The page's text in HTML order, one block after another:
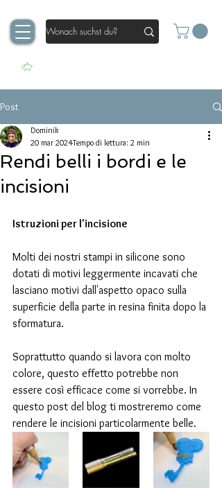
Post
Rendi belli i bordi e le
incisioni
Dominik
20 mar 2024Tempo di lettura: 2 min
Istruzioni per l'incisione
Molti dei nostri stampi in silicone sono
dotati di motivi leggermente incavati che
lasciano motivi dall'aspetto opaco sulla
superficie della parte in resina finita dopo la
sformatura.
Soprattutto quando si lavora con molto
colore, questo effetto potrebbe non
essere così efficace come si vorrebbe. In
questo post del blog ti mostreremo come
rendere le incisioni particolarmente belle.